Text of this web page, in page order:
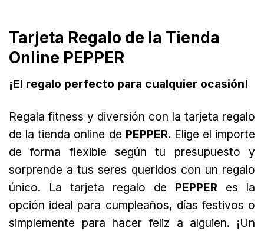
Tarjeta Regalo de la Tienda
Online PEPPER
¡El regalo perfecto para cualquier ocasión!
Regala fitness y diversión con la tarjeta regalo
de la tienda online de PEPPER. Elige el importe
de forma flexible según tu presupuesto y
sorprende a tus seres queridos con un regalo
único. La tarjeta regalo de PEPPER es la
opción ideal para cumpleaños, días festivos o
simplemente para hacer feliz a alguien. ¡Un